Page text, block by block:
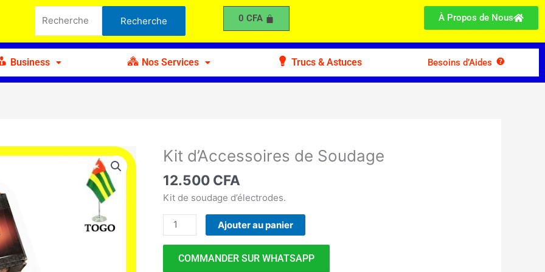
pour :
Recherche 0 CFA À Propos de Nous
Business Nos Services Trucs & Astuces Besoins d’Aides
Kit d’Accessoires de Soudage
12.500 CFA
Kit de soudage d’électrodes.
quantité
Kit
d'Accessoires
Soudage
Ajouter au panier
COMMANDER SUR WHATSAPP
d'Accessoires